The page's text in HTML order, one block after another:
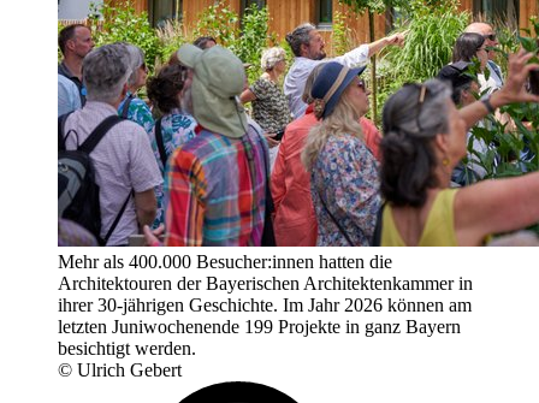
Mehr als 400.000 Besucher:innen hatten die
Architektouren der Bayerischen Architektenkammer in
ihrer 30-jährigen Geschichte. Im Jahr 2026 können am
letzten Juniwochenende 199 Projekte in ganz Bayern
besichtigt werden.
© Ulrich Gebert